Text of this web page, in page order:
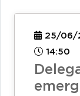
25/06/
14:50